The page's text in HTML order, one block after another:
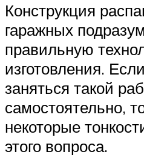
Конструкция
гаражных
правильную
изготовления.
заняться такой
самостоятельно,
некоторые
этого вопроса.